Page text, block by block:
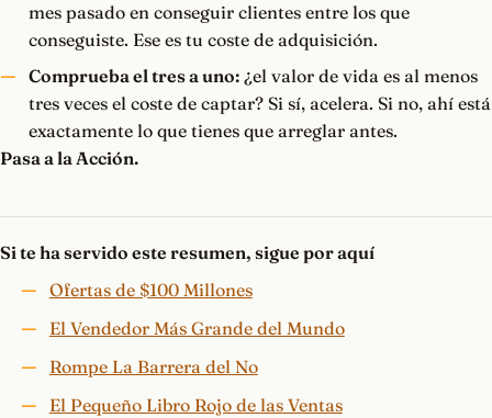
mes pasado en conseguir clientes entre los que
conseguiste. Ese es tu coste de adquisición.
Comprueba el tres a uno:¿el valor de vida es al menos
tres veces el coste de captar? Si sí, acelera. Si no, ahí está
exactamente lo que tienes que arreglar antes.
Pasa a la Acción.
Si te ha servido este resumen, sigue por aquí
Ofertas de $100 Millones
El Vendedor Más Grande del Mundo
Rompe La Barrera del No
El Pequeño Libro Rojo de las Ventas